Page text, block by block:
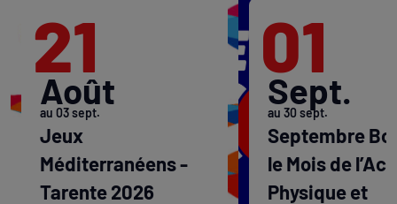
21
Août
au 03 sept.
Jeux
Méditerranéens -
Tarente 2026
01
Sept.
au 30 sept.
Septembre
le Mois de
Physique et